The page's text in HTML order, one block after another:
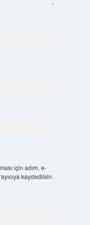
için adım, e-
kaydedilsin.